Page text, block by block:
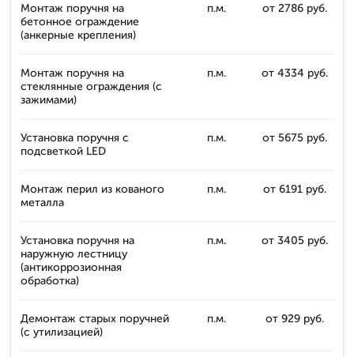
Монтаж поручня на
бетонное ограждение
(анкерные крепления)
п.м. от 2786 руб.
Монтаж поручня на
стеклянные ограждения (с
зажимами)
п.м. от 4334 руб.
Установка поручня с
подсветкой LED
п.м. от 5675 руб.
Монтаж перил из кованого
металла
п.м. от 6191 руб.
Установка поручня на
наружную лестницу
(антикоррозионная
обработка)
п.м. от 3405 руб.
Демонтаж старых поручней
(с утилизацией)
п.м. от 929 руб.